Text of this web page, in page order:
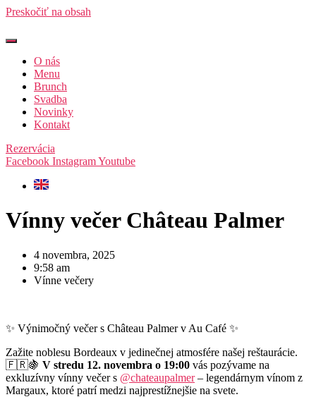
Preskočiť na obsah
O nás
Menu
Brunch
Svadba
Novinky
Kontakt
Rezervácia
Facebook InstagramYoutube
Vínny večer Château Palmer
4 novembra, 2025
9:58 am
Vínne večery
✨ Výnimočný večer s Château Palmer v Au Café ✨
Zažite noblesu Bordeaux v jedinečnej atmosfére našej reštaurácie.
🇫🇷🍇 V stredu 12. novembra o 19:00 vás pozývame na
exkluzívny vínny večer s @chateaupalmer– legendárnym vínom z
Margaux, ktoré patrí medzi najprestížnejšie na svete.